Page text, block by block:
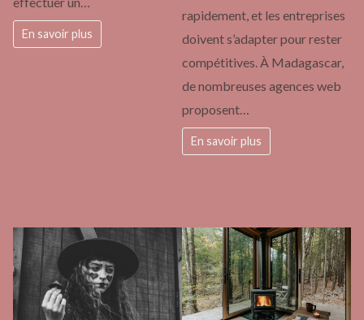
En savoir plus
rapidement, et les entreprises
doivent s’adapter pour rester
compétitives. À Madagascar,
de nombreuses agences web
proposent…
En savoir plus